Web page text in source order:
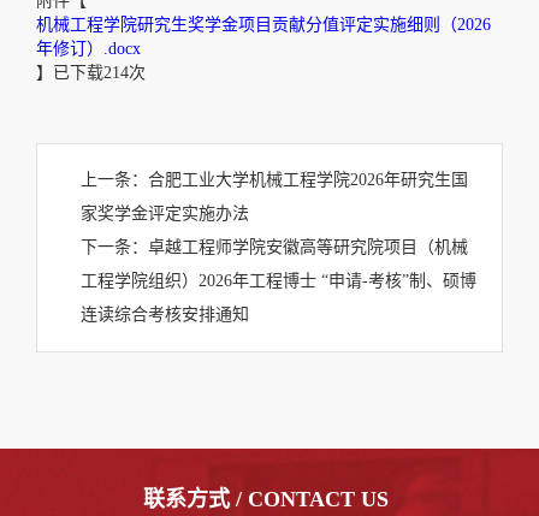
机械工程学院研究生奖学金项目贡献分值评定实施细则（2026
年修订）.docx
】已下载214次
上一条： 合肥工业大学机械工程学院2026年研究生国
家奖学金评定实施办法
下一条： 卓越工程师学院安徽高等研究院项目（机械
工程学院组织）2026年工程博士 “申请-考核”制、硕博
连读综合考核安排通知
联系方式 / CONTACT US